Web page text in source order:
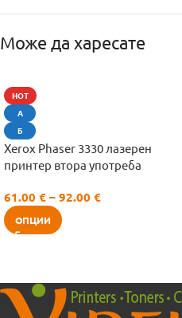
Може да харесате
HOT
А
Б
Xerox Phaser 3330 лазерен
принтер втора употреба
61.00 € – 92.00 €
ОПЦИИ